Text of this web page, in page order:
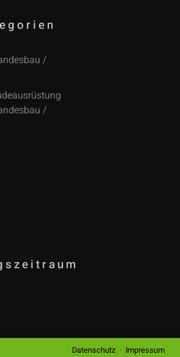
/
/
Datenschutz Impressum